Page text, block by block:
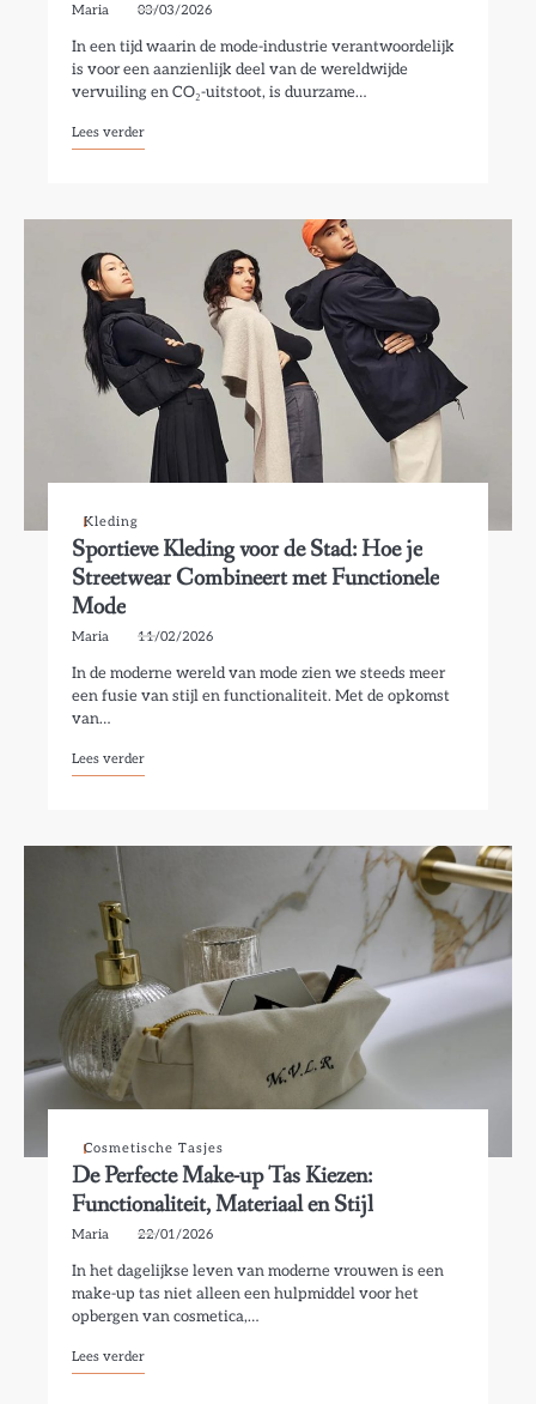
Maria 03/03/2026
In een tijd waarin de mode-industrie verantwoordelijk
is voor een aanzienlijk deel van de wereldwijde
vervuiling en CO₂-uitstoot, is duurzame…
Lees verder
Kleding
Sportieve Kleding voor de Stad: Hoe je
Streetwear Combineert met Functionele
Mode
Maria 11/02/2026
In de moderne wereld van mode zien we steeds meer
een fusie van stijl en functionaliteit. Met de opkomst
van…
Lees verder
Cosmetische Tasjes
De Perfecte Make-up Tas Kiezen:
Functionaliteit, Materiaal en Stijl
Maria 22/01/2026
In het dagelijkse leven van moderne vrouwen is een
make-up tas niet alleen een hulpmiddel voor het
opbergen van cosmetica,…
Lees verder